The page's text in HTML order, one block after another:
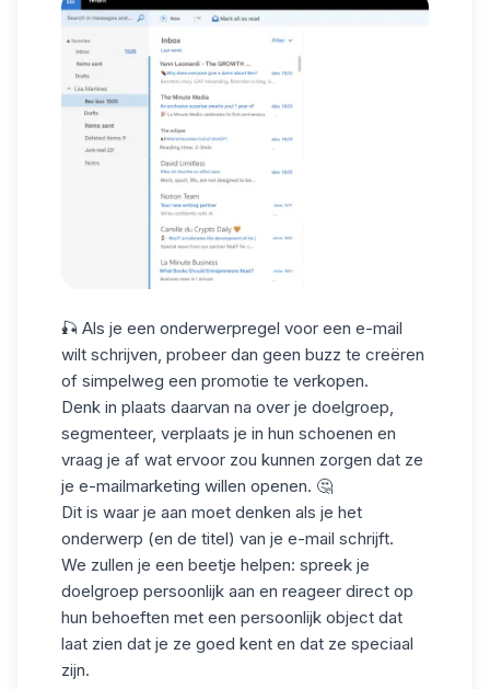
🎣 Als je een onderwerpregel voor een e-mail
wilt schrijven, probeer dan geen buzz te creëren
of simpelweg een promotie te verkopen.
Denk in plaats daarvan na over je doelgroep,
segmenteer, verplaats je in hun schoenen en
vraag je af wat ervoor zou kunnen zorgen dat ze
je e-mailmarketing willen openen. 🤔
Dit is waar je aan moet denken als je het
onderwerp (en de titel) van je e-mail schrijft.
We zullen je een beetje helpen: spreek je
doelgroep persoonlijk aan en reageer direct op
hun behoeften met een persoonlijk object dat
laat zien dat je ze goed kent en dat ze speciaal
zijn.